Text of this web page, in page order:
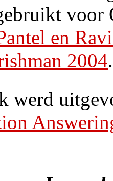
voor
en
2004.
werd